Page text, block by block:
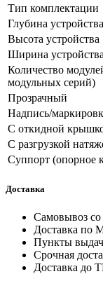
Тип комплектации
Глубина устройства
Высота устройства
Ширина устройства
Количество
модульных серий)
Прозрачный
Надпись/
С откидной
С разгрузкой
Суппорт (опорное
Доставка
Самовывоз со
Доставка по
Пункты
Срочная
Доставка до